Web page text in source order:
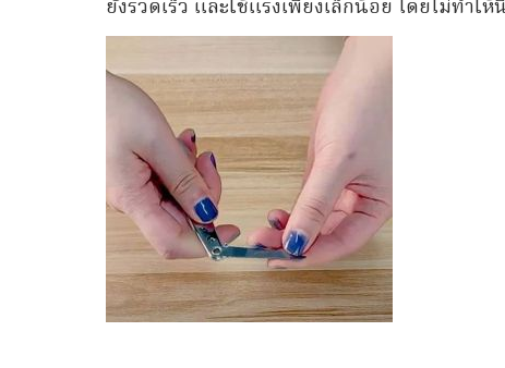
ยังรวดเร็ว และใช้แรงเพียงเล็กน้อย โดยไม่ทำใ